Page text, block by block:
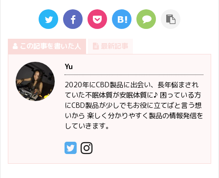
この記事を書いた人 最新記事
Yu
2020年にCBD製品に出会い、長年悩まされ
ていた不眠体質が安眠体質に♪ 困っている方
にCBD製品が少しでもお役に立てばと言う想
いから 楽しく分かりやすく製品の情報発信を
していきます。